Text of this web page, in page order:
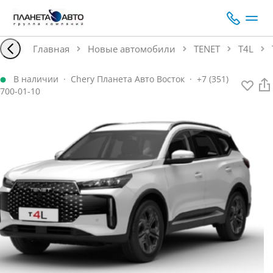
Главная Новые автомобили TENET T4L
В наличии · Chery Планета Авто Восток · +7 (351)
700-01-10